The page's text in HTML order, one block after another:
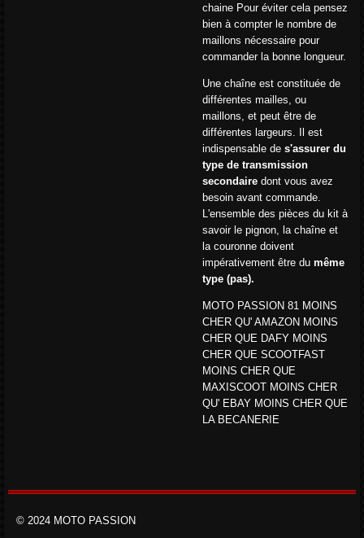
chaine Pour éviter cela pensez
bien à compter le nombre de
maillons nécessaire pour
commander la bonne longueur.
Une chaîne est constituée de
différentes mailles, ou
maillons, et peut être de
différentes largeurs. Il est
indispensable de s'assurer du
type de transmission
secondaire dont vous avez
besoin avant commande.
L'ensemble des pièces du kit à
savoir le pignon, la chaîne et
la couronne doivent
impérativement être du même
type (pas).
MOTO PASSION 81 MOINS
CHER QU' AMAZON MOINS
CHER QUE DAFY MOINS
CHER QUE SCOOTFAST
MOINS CHER QUE
MAXISCOOT MOINS CHER
QU' EBAY MOINS CHER QUE
LA BECANERIE
© 2024 MOTO PASSION